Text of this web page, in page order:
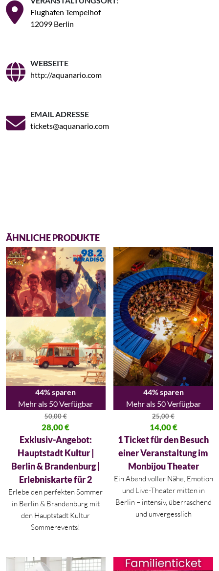
Flughafen Tempelhof
12099 Berlin
WEBSEITE
http://aquanario.com
EMAIL ADRESSE
tickets@aquanario.com
ÄHNLICHE PRODUKTE
44% sparen
Mehr als 50 Verfügbar
50,00€
Ursprünglicher Preis war: 50,00 €
28,00€
Aktueller Preis ist: 28,00 €.
Exklusiv-Angebot:
Hauptstadt Kultur |
Berlin & Brandenburg |
Erlebniskarte für 2
Erlebe den perfekten Sommer
in Berlin & Brandenburg mit
den Hauptstadt Kultur
Sommerevents!
44% sparen
Mehr als 50 Verfügbar
25,00€
Ursprünglicher Preis war:
14,00€
Aktueller Preis ist: 14,00 €.
1 Ticket für den Besuch
einer Veranstaltung im
Monbijou Theater
Ein Abend voller Nähe, Emotion
und Live-Theater mitten in
Berlin – intensiv, überraschend
und unvergesslich